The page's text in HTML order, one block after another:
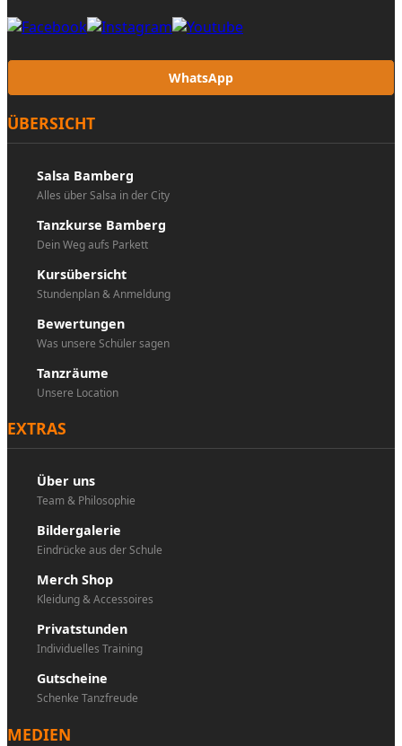
WhatsApp
ÜBERSICHT
Salsa Bamberg
Alles über Salsa in der City
Tanzkurse Bamberg
Dein Weg aufs Parkett
Kursübersicht
Stundenplan & Anmeldung
Bewertungen
Was unsere Schüler sagen
Tanzräume
Unsere Location
EXTRAS
Über uns
Team & Philosophie
Bildergalerie
Eindrücke aus der Schule
Merch Shop
Kleidung & Accessoires
Privatstunden
Individuelles Training
Gutscheine
Schenke Tanzfreude
MEDIEN